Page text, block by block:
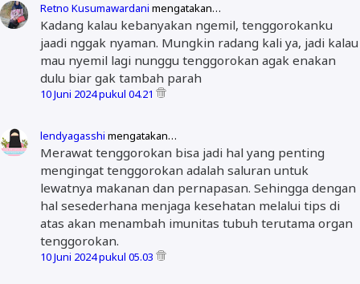
Retno Kusumawardani mengatakan…
Kadang kalau kebanyakan ngemil, tenggorokanku
jaadi nggak nyaman. Mungkin radang kali ya, jadi kalau
mau nyemil lagi nunggu tenggorokan agak enakan
dulu biar gak tambah parah
10 Juni 2024 pukul 04.21
lendyagasshi mengatakan…
Merawat tenggorokan bisa jadi hal yang penting
mengingat tenggorokan adalah saluran untuk
lewatnya makanan dan pernapasan. Sehingga dengan
hal sesederhana menjaga kesehatan melalui tips di
atas akan menambah imunitas tubuh terutama organ
tenggorokan.
10 Juni 2024 pukul 05.03